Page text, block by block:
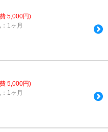
5,000円)
1ヶ月
5,000円)
1ヶ月